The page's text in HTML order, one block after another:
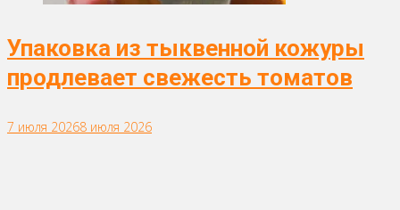
Упаковка из тыквенной кожуры
продлевает свежесть томатов
7 июля 20268 июля 2026